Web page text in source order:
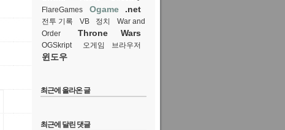
FlareGames
Ogame .net
전투 기록 VB 정치
War and
Order
Throne Wars
OGSkript 오게임 브라우저
윈도우
최근에 올라온 글
최근에 달린 댓글